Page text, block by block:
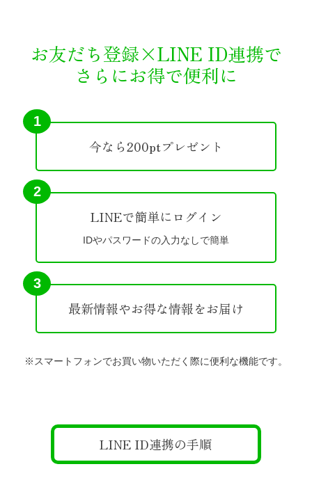
お友だち登録×LINE ID連携で
さらにお得で便利に
1
今なら200ptプレゼント
2
LINEで簡単にログイン
IDやパスワードの入力なしで簡単
3
最新情報やお得な情報をお届け
※スマートフォンでお買い物いただく際に便利な機能です。
LINE ID連携の手順